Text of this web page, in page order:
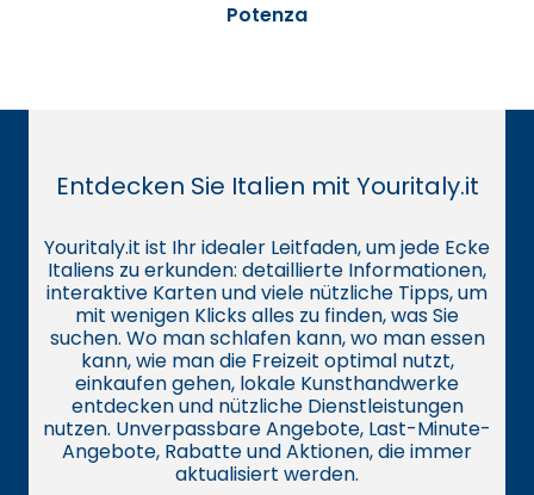
Potenza
Entdecken Sie Italien mit Youritaly.it
Youritaly.it ist Ihr idealer Leitfaden, um jede Ecke
Italiens zu erkunden: detaillierte Informationen,
interaktive Karten und viele nützliche Tipps, um
mit wenigen Klicks alles zu finden, was Sie
suchen. Wo man schlafen kann, wo man essen
kann, wie man die Freizeit optimal nutzt,
einkaufen gehen, lokale Kunsthandwerke
entdecken und nützliche Dienstleistungen
nutzen. Unverpassbare Angebote, Last-Minute-
Angebote, Rabatte und Aktionen, die immer
aktualisiert werden.